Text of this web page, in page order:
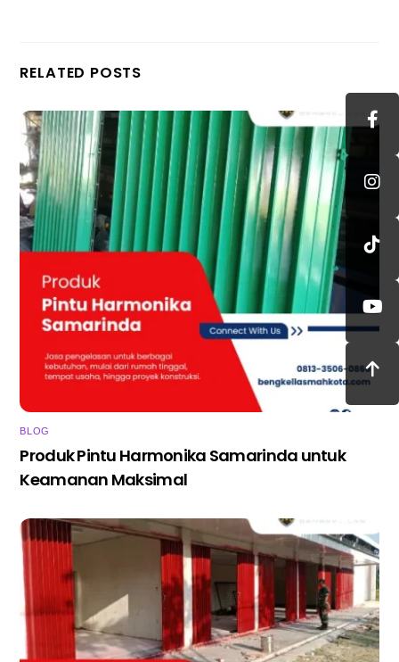
RELATED POSTS
BLOG
Produk Pintu Harmonika Samarinda untuk
Keamanan Maksimal